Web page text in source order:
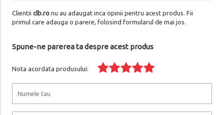
Clientii clb.ronu au adaugat inca opinii pentru acest produs. Fii
primul care adauga o parere, folosind formularul de mai jos.
Spune-ne parerea ta despre acest produs
Nota acordata produsului: